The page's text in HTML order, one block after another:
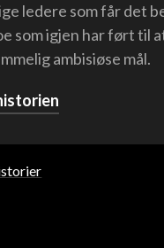
ledere som får det
som igjen har ført til
ambisiøse mål.